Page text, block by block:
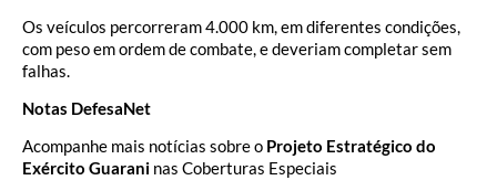
Os veículos percorreram 4.000 km, em diferentes condições,
com peso em ordem de combate, e deveriam completar sem
falhas.
Notas DefesaNet
Acompanhe mais notícias sobre o Projeto Estratégico do
Exército Guarani nas Coberturas Especiais